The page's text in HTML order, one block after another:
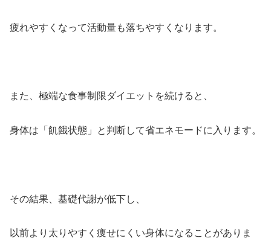
疲れやすくなって活動量も落ちやすくなります。
また、極端な食事制限ダイエットを続けると、
身体は「飢餓状態」と判断して省エネモードに入ります。
その結果、基礎代謝が低下し、
以前より太りやすく痩せにくい身体になることがありま